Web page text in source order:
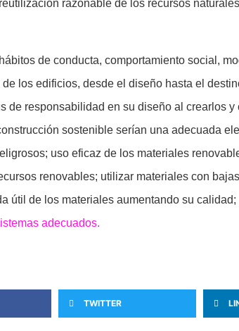
razonable de los recursos
de conducta, comportamiento social,
los edificios, desde el diseño hasta el
de responsabilidad en su diseño al crearlos
sostenible serían una adecuada
uso eficaz de los materiales
renovables; utilizar materiales con
útil de los materiales aumentando su
adecuados.
TWITTER